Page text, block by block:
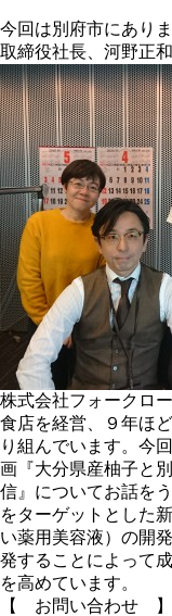
今回は別府市にあり
取締役社長、河野正
株式会社フォークロ
食店を経営、９年ほ
り組んでいます。今
画『大分県産柚子と
信』についてお話を
をターゲットとした
い薬用美容液）の開
発することによって
を高めています。
【 お問い合わせ 】